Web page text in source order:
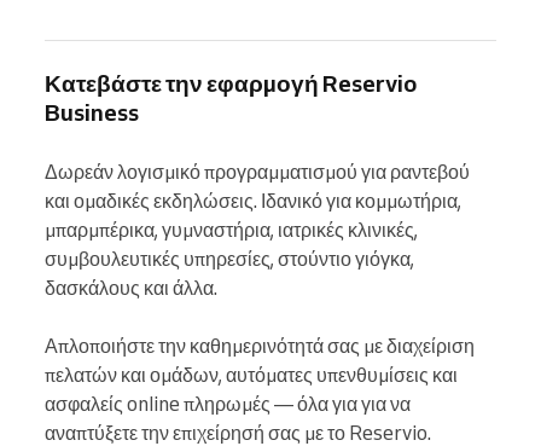
Κατεβάστε την εφαρμογή Reservio
Business
Δωρεάν λογισμικό προγραμματισμού για ραντεβού
και ομαδικές εκδηλώσεις. Ιδανικό για κομμωτήρια,
μπαρμπέρικα, γυμναστήρια, ιατρικές κλινικές,
συμβουλευτικές υπηρεσίες, στούντιο γιόγκα,
δασκάλους και άλλα.
Απλοποιήστε την καθημερινότητά σας με διαχείριση
πελατών και ομάδων, αυτόματες υπενθυμίσεις και
ασφαλείς online πληρωμές — όλα για για να
αναπτύξετε την επιχείρησή σας με το Reservio.